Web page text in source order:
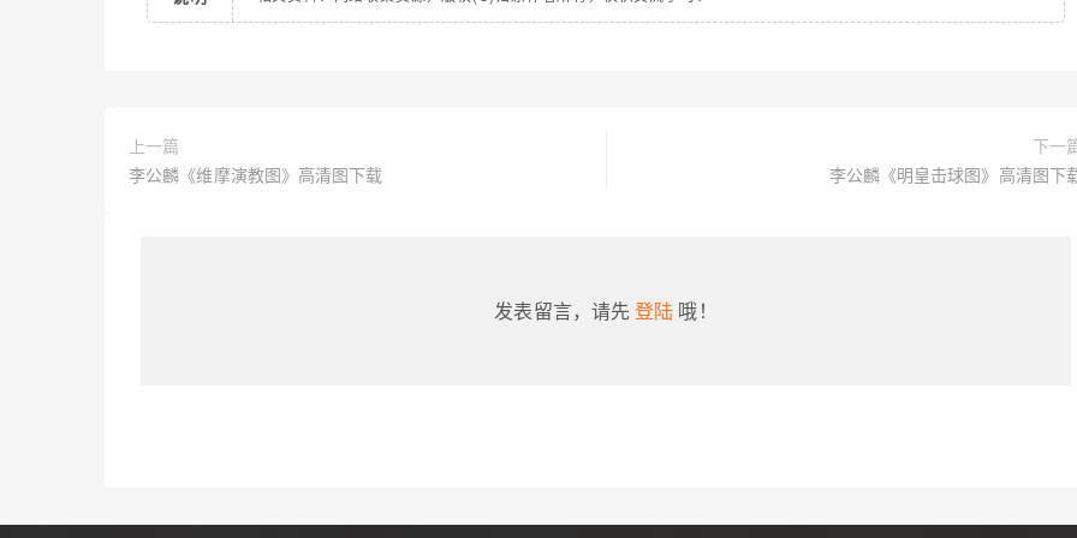
上一篇
李公麟《维摩演教图》高清图下载
下一
李公麟《明皇击球图》高清图下
发表留言，请先登陆 哦！